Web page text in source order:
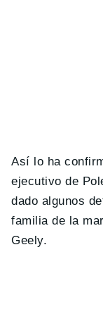
Así lo ha
ejecutivo de
dado algunos
familia de la
Geely.